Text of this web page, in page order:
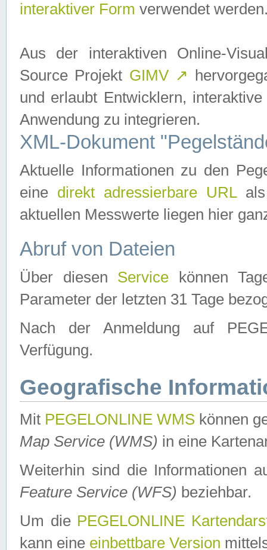
interaktiver Form verwendet
Aus der interaktiven Online-
Source Projekt GIMV ↗
und erlaubt Entwicklern,
Anwendung zu integrieren.
XML-Dokument
Aktuelle Informationen zu den
eine direkt adressierbare URLals
aktuellen Messwerte liegen hier
Abruf von Dateien
Über diesen Service können
Parameter der letzten 31 Tage
Nach der Anmeldung auf
Verfügung.
Geografische
Mit PEGELONLINE WMS können
Map Service (WMS) in eine
Weiterhin sind die Informationen
Feature Service (WFS) beziehbar.
Um die PEGELONLINE
kann eine einbettbare Version